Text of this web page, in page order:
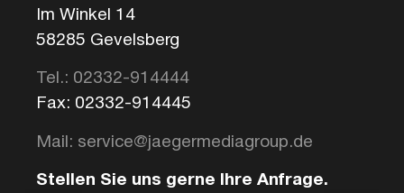
Im Winkel 14
58285 Gevelsberg
Tel.: 02332-914444
Fax: 02332-914445
Mail: service@jaegermediagroup.de
Stellen Sie uns gerne Ihre Anfrage.